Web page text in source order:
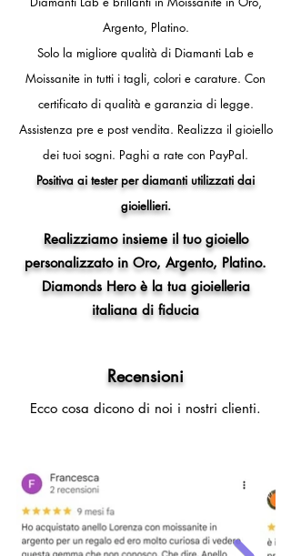
- 12 (circonferenza dito 52mm,
diametro interno anello 16,5 mm)
- 13 (circonferenza dito 53mm,
diametro interno anello 16,8 mm)
- 14 (circonferenza dito 54mm,
diametro interno anello 17,2 mm)
- 15 (circonferenza dito 55mm,
diametro interno anello 17,5 mm)
diametro interno anello 17,8 mm)
- 17 (circonferenza dito 57mm,
diametro interno anello 18,1 mm)
- 18 (circonferenza dito 58mm,
diametro interno anello 18,5 mm)
- 19 (circonferenza dito 59mm,
diametro interno anello 18,8 mm)
- 21 (circonferenza dito 61mm,
diametro interno anello 19,4 mm)
- 22 (circonferenza dito 62mm,
contatti.
Argento, Platino.
Solo la migliore qualità di Diamanti Lab e
Moissanite in tutti i tagli, colori e carature. Con
certificato di qualità e garanzia di legge.
Assistenza pre e post vendita. Realizza il gioiello
dei tuoi sogni. Paghi a rate con PayPal.
Positiva ai tester per diamanti utilizzati dai
gioiellieri.
Realizziamo insieme il tuo gioiello
personalizzato in Oro, Argento, Platino.
Diamonds Hero è la tua gioielleria
italiana di fiducia
Recensioni
Ecco cosa dicono di noi i nostri clienti.